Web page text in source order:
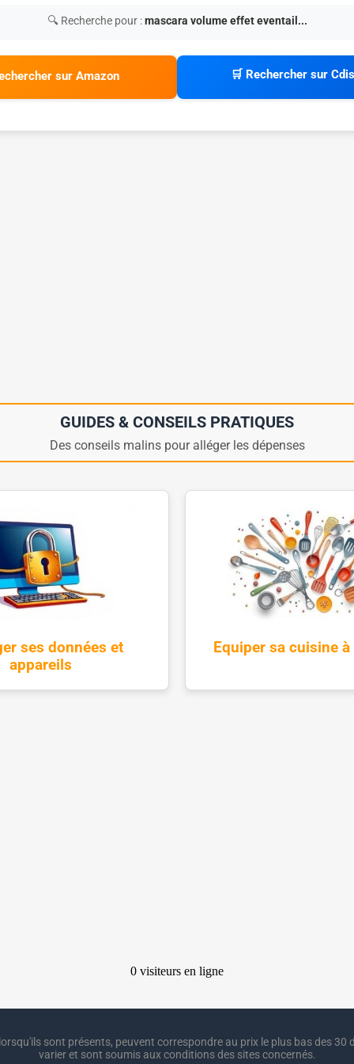
🔍 Recherche pour :mascara volume effet eventail...
sur Amazon 🛒 Rechercher sur
GUIDES & CONSEILS PRATIQUES
Des conseils malins pour alléger les dépenses
ses données et
appareils
Equiper sa cuisine
sont présents, peuvent correspondre au prix le plus bas des 30
varier et sont soumis aux conditions des sites concernés.